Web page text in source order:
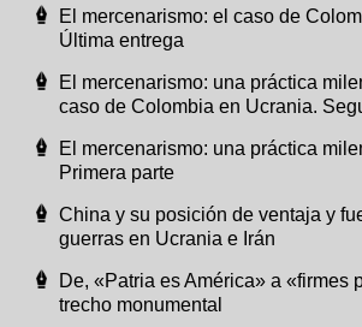
El mercenarismo: el caso de
Última entrega
El mercenarismo: una práctica
caso de Colombia en Ucrania.
El mercenarismo: una práctica
Primera parte
China y su posición de ventaja y
guerras en Ucrania e Irán
De, «Patria es América» a «firmes
trecho monumental